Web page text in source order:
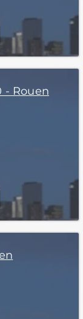
- Rouen